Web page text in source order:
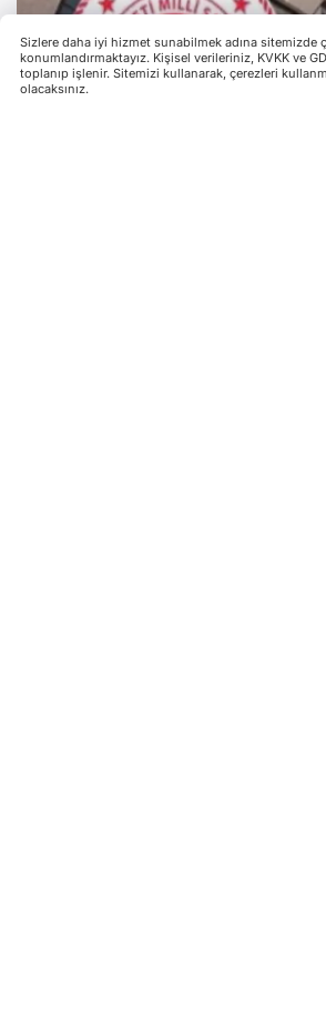
Sizlere daha iyi hizmet sunabilmek adına sitemizde
konumlandırmaktayız. Kişisel verileriniz, KVKK ve
toplanıp işlenir. Sitemizi kullanarak, çerezleri
olacaksınız.